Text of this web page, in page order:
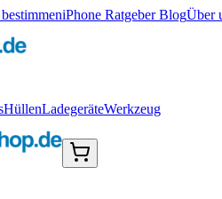
iPhone Ratgeber BlogÜber
HüllenLadegeräteWerkzeug